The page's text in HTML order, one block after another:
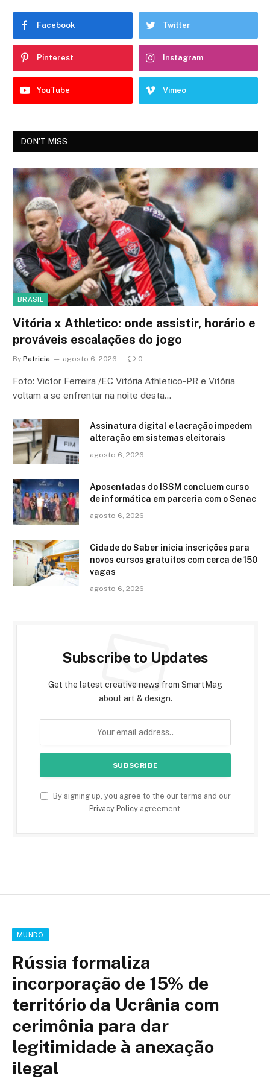
Facebook Twitter
Pinterest Instagram
YouTube Vimeo
DON'T MISS
BRASIL
Vitória x Athletico: onde assistir, horário e
prováveis escalações do jogo
By Patricia agosto 6, 2026 0
Foto: Victor Ferreira /EC Vitória Athletico-PR e Vitória
voltam a se enfrentar na noite desta…
Assinatura digital e lacração impedem
alteração em sistemas eleitorais
agosto 6, 2026
Aposentadas do ISSM concluem curso
de informática em parceria com o Senac
agosto 6, 2026
Cidade do Saber inicia inscrições para
novos cursos gratuitos com cerca de 150
vagas
agosto 6, 2026
Subscribe to Updates
Get the latest creative news from SmartMag
about art & design.
By signing up, you agree to the our terms and our
Privacy Policyagreement.
MUNDO
Rússia formaliza
incorporação de 15% de
território da Ucrânia com
cerimônia para dar
legitimidade à anexação
ilegal